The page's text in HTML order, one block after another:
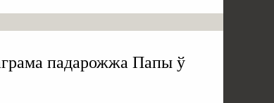
падарожжа Папы ў